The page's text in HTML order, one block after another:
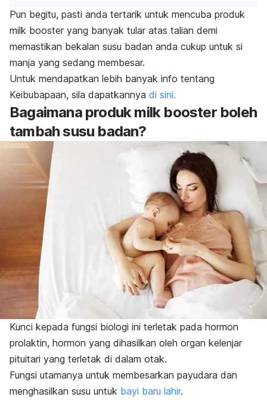
Pun begitu, pasti anda tertarik untuk mencuba produk
milk booster yang banyak tular atas talian demi
memastikan bekalan susu badan anda cukup untuk si
manja yang sedang membesar.
Untuk mendapatkan lebih banyak info tentang
Keibubapaan, sila dapatkannya di sini.
Bagaimana produk milk booster boleh
tambah susu badan?
Kunci kepada fungsi biologi ini terletak pada hormon
prolaktin, hormon yang dihasilkan oleh organ kelenjar
pituitari yang terletak di dalam otak.
Fungsi utamanya untuk membesarkan payudara dan
menghasilkan susu untuk bayi baru lahir.